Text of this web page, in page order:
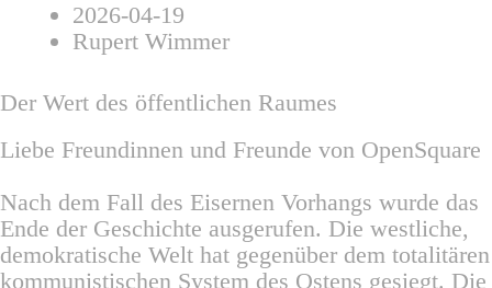
2026-04-19
Rupert Wimmer
Der Wert des öffentlichen Raumes
Liebe Freundinnen und Freunde von OpenSquare
Nach dem Fall des Eisernen Vorhangs wurde das
Ende der Geschichte ausgerufen. Die westliche,
demokratische Welt hat gegenüber dem totalitären
kommunistischen System des Ostens gesiegt. Die